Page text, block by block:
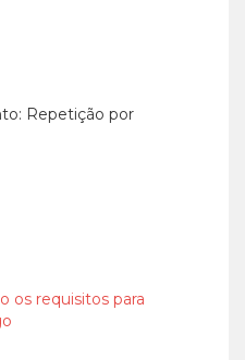
Repetição por
os requisitos para